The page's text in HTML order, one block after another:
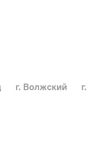
г. Волжский